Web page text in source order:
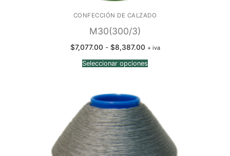
CONFECCIÓN DE CALZADO
M30(300/3)
$7,077.00 - $8,387.00Rango
precios:
desde
+ iva
Seleccionar opciones